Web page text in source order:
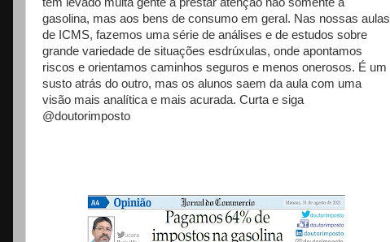
gasolina, mas aos bens de consumo em geral. Nas nossas aulas
de ICMS, fazemos uma série de análises e de estudos sobre
grande variedade de situações esdrúxulas, onde apontamos
riscos e orientamos caminhos seguros e menos onerosos. É um
susto atrás do outro, mas os alunos saem da aula com uma
visão mais analítica e mais acurada. Curta e siga
@doutorimposto